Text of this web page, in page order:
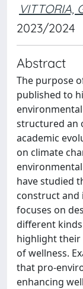
VITTORIA,
2023/2024
Abstract
The purpose
published to
structured an
academic
on climate
have studied
construct and
focuses on
different
highlight their
of wellness.
that pro-
enhancing